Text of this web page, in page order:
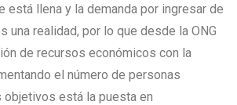
está llena y la demanda por ingresar de
una realidad, por lo que desde la ONG
de recursos económicos con la
el número de personas
objetivos está la puesta en